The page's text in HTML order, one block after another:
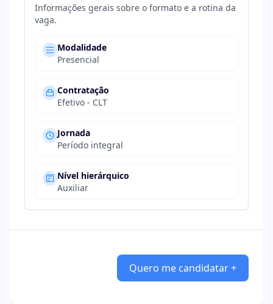
Informações gerais sobre o formato e a rotina da
vaga.
Modalidade
Presencial
Contratação
Efetivo - CLT
Jornada
Período integral
Nível hierárquico
Auxiliar
Quero me candidatar +